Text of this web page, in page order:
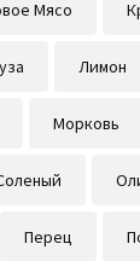
Мясо
Лимон
Морковь
Перец